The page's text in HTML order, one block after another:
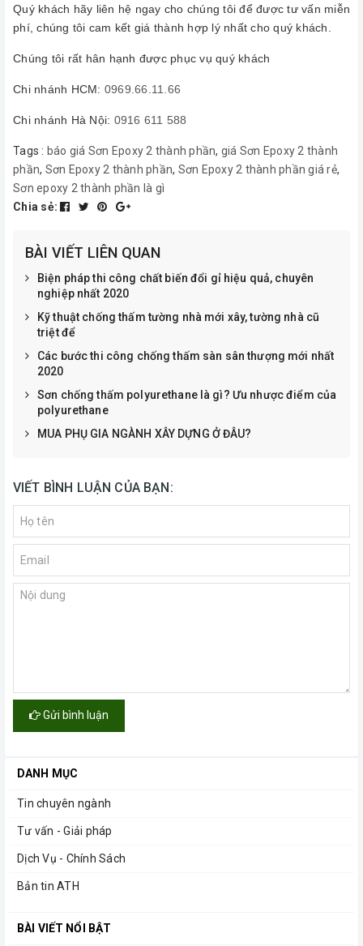
Quý khách hãy liên hệ ngay cho chúng tôi để được tư vấn miễn
phí, chúng tôi cam kết giá thành hợp lý nhất cho quý khách.
Chúng tôi rất hân hạnh được phục vụ quý khách
Chi nhánh HCM: 0969.66.11.66
Chi nhánh Hà Nội: 0916 611 588
Tags : báo giá Sơn Epoxy 2 thành phần, giá Sơn Epoxy 2 thành
phần, Sơn Epoxy 2 thành phần, Sơn Epoxy 2 thành phần giá rẻ,
Sơn epoxy 2 thành phần là gì
Chia sẻ:
BÀI VIẾT LIÊN QUAN
Biện pháp thi công chất biến đổi gỉ hiệu quả, chuyên
nghiệp nhất 2020
Kỹ thuật chống thấm tường nhà mới xây, tường nhà cũ
triệt để
Các bước thi công chống thấm sàn sân thượng mới nhất
2020
Sơn chống thấm polyurethane là gì? Ưu nhược điểm của
polyurethane
MUA PHỤ GIA NGÀNH XÂY DỰNG Ở ĐÂU?
VIẾT BÌNH LUẬN CỦA BẠN:
Gửi bình luận
DANH MỤC
Tin chuyên ngành
Tư vấn - Giải pháp
Dịch Vụ - Chính Sách
Bản tin ATH
BÀI VIẾT NỔI BẬT